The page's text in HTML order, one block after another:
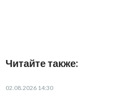
Читайте также:
02.08.2026 14:30